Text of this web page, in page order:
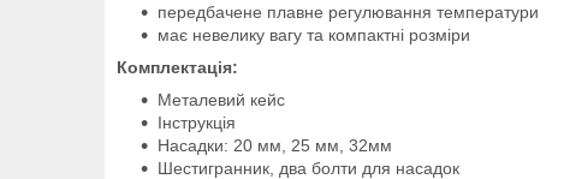
передбачене плавне регулювання температури
має невелику вагу та компактні розміри
Комплектація:
Металевий кейс
Інструкція
Насадки: 20 мм, 25 мм, 32мм
Шестигранник, два болти для насадок